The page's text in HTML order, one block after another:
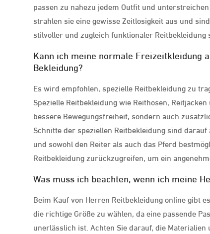
passen zu nahezu jedem Outfit und
strahlen sie eine gewisse Zeitlosigkeit aus und
stilvoller und zugleich funktionaler Reitbekleidung
Kann ich meine normale Freizeitkleidung
Bekleidung?
Es wird empfohlen, spezielle Reitbekleidung zu
Spezielle Reitbekleidung wie Reithosen,
bessere Bewegungsfreiheit, sondern auch
Schnitte der speziellen Reitbekleidung sind
und sowohl den Reiter als auch das Pferd
Reitbekleidung zurückzugreifen, um ein
Was muss ich beachten, wenn ich meine
Beim Kauf von Herren Reitbekleidung online gibt
die richtige Größe zu wählen, da eine passende
unerlässlich ist. Achten Sie darauf, die